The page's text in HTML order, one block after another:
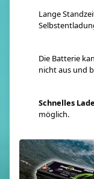
Lange
Die Batterie
nicht aus und
Schnelles
möglich.